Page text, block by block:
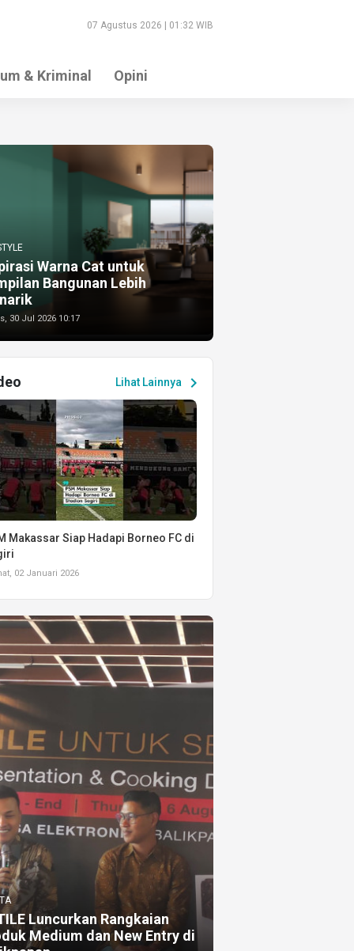
07 Agustus 2026 | 01:32 WIB
& Kriminal Opini
Warna Cat untuk
Bangunan Lebih
30 Jul 2026 10:17
Lihat Lainnya chevron_right
Makassar Siap Hadapi Borneo FC di
02 Januari 2026
Luncurkan Rangkaian
Medium dan New Entry di